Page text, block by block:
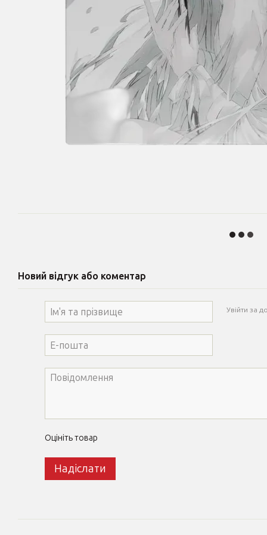
Новий відгук або коментар
Увійти за
Оцініть товар
Надіслати